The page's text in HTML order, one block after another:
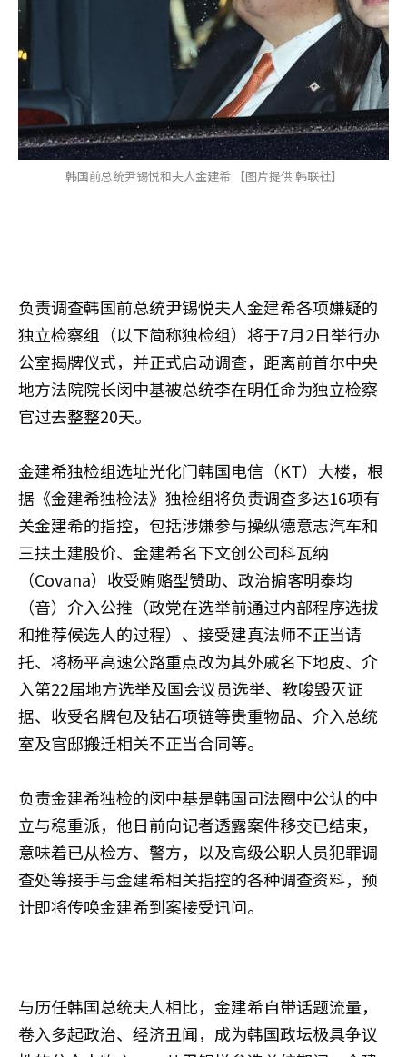
韩国前总统尹锡悦和夫人金建希 【图片提供 韩联社】
负责调查韩国前总统尹锡悦夫人金建希各项嫌疑的
独立检察组（以下简称独检组）将于7月2日举行办
公室揭牌仪式，并正式启动调查，距离前首尔中央
地方法院院长闵中基被总统李在明任命为独立检察
官过去整整20天。
金建希独检组选址光化门韩国电信（KT）大楼，根
据《金建希独检法》独检组将负责调查多达16项有
关金建希的指控，包括涉嫌参与操纵德意志汽车和
三扶土建股价、金建希名下文创公司科瓦纳
（Covana）收受贿赂型赞助、政治掮客明泰均
（音）介入公推（政党在选举前通过内部程序选拔
和推荐候选人的过程）、接受建真法师不正当请
托、将杨平高速公路重点改为其外戚名下地皮、介
入第22届地方选举及国会议员选举、教唆毁灭证
据、收受名牌包及钻石项链等贵重物品、介入总统
室及官邸搬迁相关不正当合同等。
负责金建希独检的闵中基是韩国司法圈中公认的中
立与稳重派，他日前向记者透露案件移交已结束，
意味着已从检方、警方，以及高级公职人员犯罪调
查处等接手与金建希相关指控的各种调查资料，预
计即将传唤金建希到案接受讯问。
与历任韩国总统夫人相比，金建希自带话题流量，
卷入多起政治、经济丑闻，成为韩国政坛极具争议